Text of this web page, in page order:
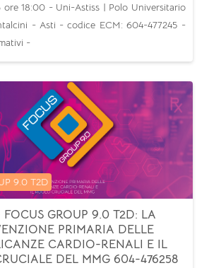
ore 18:00 - Uni-Astiss | Polo Universitario
- Asti - codice ECM: 604-477245 -
-
FOCUS GROUP 9.0 T2D: LA
PRIMARIA DELLE
CARDIO-RENALI E IL
DEL MMG 604-476258
9.0 T2D